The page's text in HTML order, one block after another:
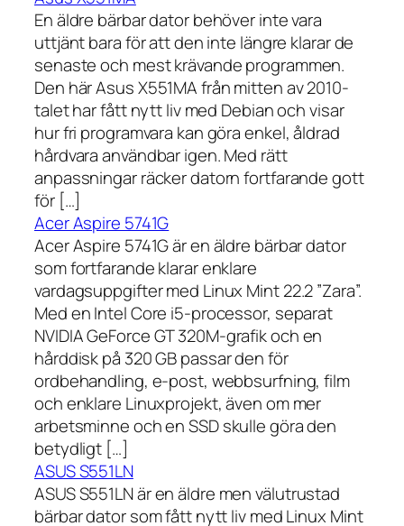
En äldre bärbar dator behöver inte vara
uttjänt bara för att den inte längre klarar de
senaste och mest krävande programmen.
Den här Asus X551MA från mitten av 2010-
talet har fått nytt liv med Debian och visar
hur fri programvara kan göra enkel, åldrad
hårdvara användbar igen. Med rätt
anpassningar räcker datorn fortfarande gott
för […]
Acer Aspire 5741G
Acer Aspire 5741G är en äldre bärbar dator
som fortfarande klarar enklare
vardagsuppgifter med Linux Mint 22.2 ”Zara”.
Med en Intel Core i5-processor, separat
NVIDIA GeForce GT 320M-grafik och en
hårddisk på 320 GB passar den för
ordbehandling, e-post, webbsurfning, film
och enklare Linuxprojekt, även om mer
arbetsminne och en SSD skulle göra den
betydligt […]
ASUS S551LN
ASUS S551LN är en äldre men välutrustad
bärbar dator som fått nytt liv med Linux Mint